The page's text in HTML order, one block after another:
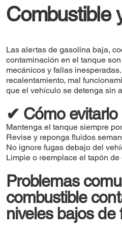
Combustible
Las alertas de gasolina baja,
contaminación en el tanque
mecánicos y fallas
recalentamiento, mal
que el vehículo se detenga sin
✔ Cómo evitarlo
Mantenga el tanque siempre
Revise y reponga fluidos
No ignore fugas debajo del
Limpie o reemplace el tapón
Problemas
combustible
niveles bajos de